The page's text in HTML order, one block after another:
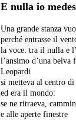
E nulla io
Una grande stanza
perché entrasse il
la voce: tra il nulla e
l’ansimo d’una belva
Leopardi
si metteva al centro di
ed era il mondo:
se ne ritraeva,
e alle aperte finestre